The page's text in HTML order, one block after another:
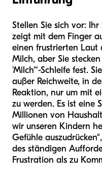
Stellen Sie sich vor:
zeigt mit dem Finger
einen frustrierten Laut
Milch, aber Sie
'Milch'“-Schleife fest.
außer Reichweite, in
Reaktion, nur um mit
zu werden. Es ist eine
Millionen von
wir unseren Kindern
Gefühle
des ständigen
Frustration als zu